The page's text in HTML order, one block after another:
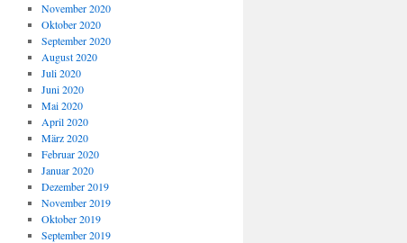
November 2020
Oktober 2020
September 2020
August 2020
Juli 2020
Juni 2020
Mai 2020
April 2020
März 2020
Februar 2020
Januar 2020
Dezember 2019
November 2019
Oktober 2019
September 2019